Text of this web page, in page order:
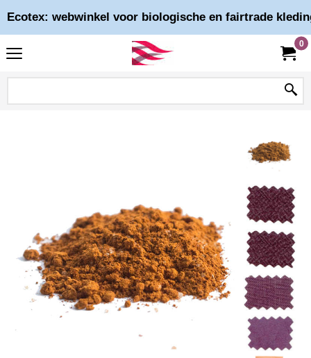
Ecotex: webwinkel voor biologische en fairtrade
0